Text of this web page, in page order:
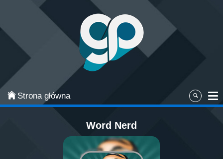
Strona główna
Word Nerd
Categories
Najpopularniejsze
Gry zręcznościowe
Gry akcji
Sport
Gry planszowe i karciane